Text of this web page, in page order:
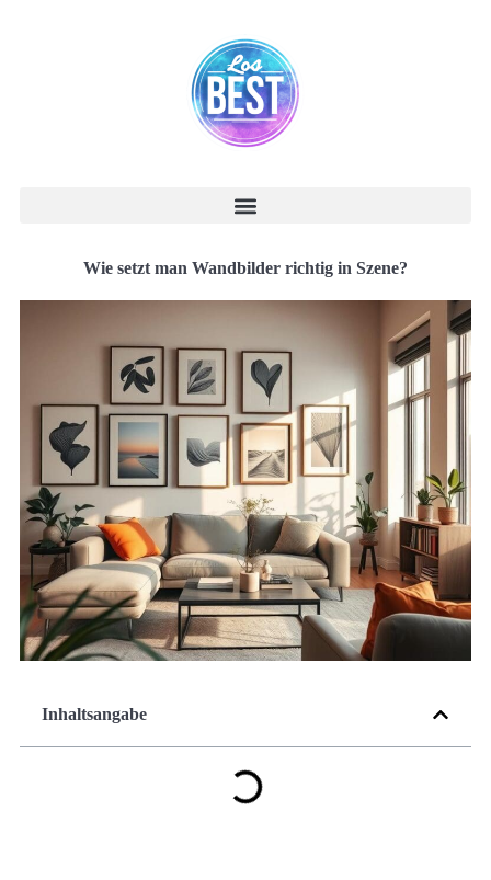
Wie setzt man Wandbilder richtig in Szene?
Inhaltsangabe